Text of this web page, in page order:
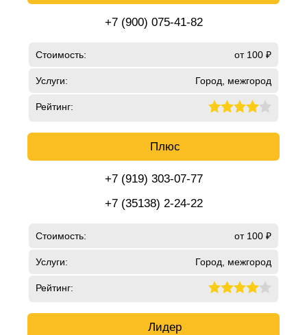
+7 (900) 075-41-82
Стоимость: от 100 ₽
Услуги: Город, межгород
Рейтинг:
Плюс
+7 (919) 303-07-77
+7 (35138) 2-24-22
Стоимость: от 100 ₽
Услуги: Город, межгород
Рейтинг:
Лидер